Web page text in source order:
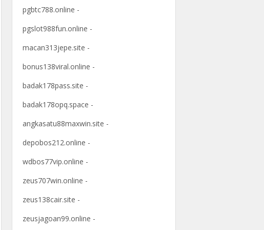
pgbtc788.online -
pgslot988fun.online -
macan313jepe.site -
bonus138viral.online -
badak178pass.site -
badak178opq.space -
angkasatu88maxwin.site -
depobos212.online -
wdbos77vip.online -
zeus707win.online -
zeus138cair.site -
zeusjagoan99.online -